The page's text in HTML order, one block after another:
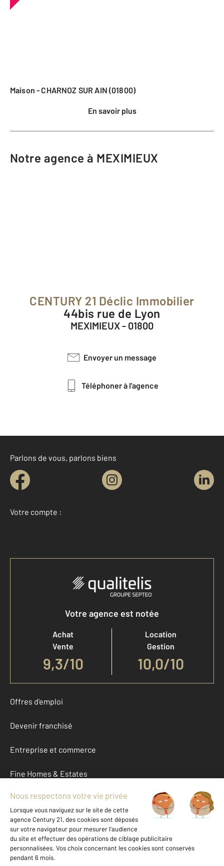
Maison - CHARNOZ SUR AIN (01800)
En savoir plus
Notre agence à MEXIMIEUX
CENTURY 21 Déclic Immobilier
44bis rue de Lyon
MEXIMIEUX - 01800
Envoyer un message
Téléphoner à l'agence
Parlons de vous, parlons biens
Votre compte :
Accéder à mon compte
Votre agence est notée
Achat
Vente
9,3/10
Location
Gestion
10,0/10
Offres d'emploi
Devenir franchisé
Entreprise et commerce
Fine Homes & Estates
À propos
International
Nous contacter